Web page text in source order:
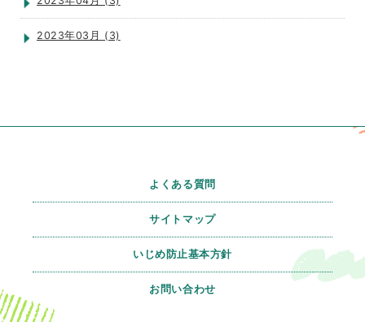
2023年03月 (3)
よくある質問
サイトマップ
いじめ防止基本方針
お問い合わせ